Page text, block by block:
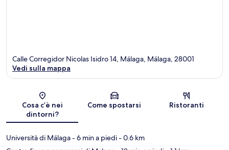
Mappa
Calle Corregidor Nicolas Isidro 14, Málaga, Málaga, 28001
Vedi sulla mappa
Cosa c’è nei
dintorni?
Come spostarsi Ristoranti
Università di Málaga- 6 min a piedi- 0.6 km